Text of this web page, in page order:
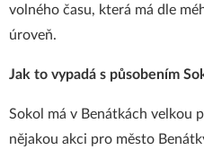
volného času, která má dle
úroveň.
Jak to vypadá s působením
Sokol má v Benátkách velkou
nějakou akci pro město